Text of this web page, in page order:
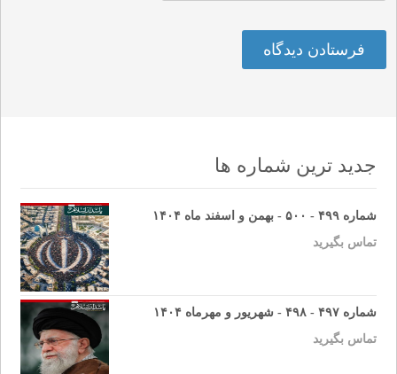
جدید ترین شماره ها
شماره ۴۹۹ - ۵۰۰ - بهمن و اسفند ماه ۱۴۰۴
تماس بگیرید
شماره ۴۹۷ - ۴۹۸ - شهریور و مهرماه ۱۴۰۴
تماس بگیرید